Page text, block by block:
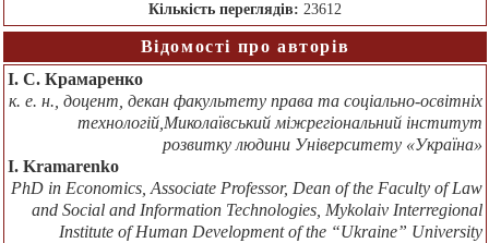
Кількість переглядів: 23612
Відомості про авторів
І. С. Крамаренко
к. е. н., доцент, декан факультету права та соціально-освітніх
технологій,Миколаївський міжрегіональний інститут
розвитку людини Університету «Україна»
I. Kramarenko
PhD in Economics, Associate Professor, Dean of the Faculty of Law
and Social and Information Technologies, Mykolaiv Interregional
Institute of Human Development of the “Ukraine” University